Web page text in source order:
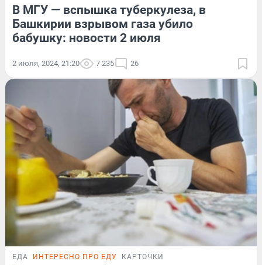
В МГУ — вспышка туберкулеза, в
Башкирии взрывом газа убило
бабушку: новости 2 июля
2 июля, 2024, 21:20 7 235 26
ЕДА ИНТЕРЕСНО ПРО ЕДУ КАРТОЧКИ